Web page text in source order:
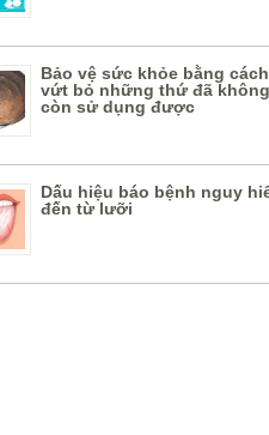
Bảo vệ sức khỏe bằng cách
vứt bỏ những thứ đã không
còn sử dụng được
Dấu hiệu báo bệnh nguy
đến từ lưỡi